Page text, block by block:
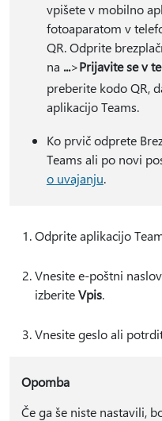
vpišete v mobilno
fotoaparatom v
QR. Odprite
na ...>Prijavite se v
preberite kodo QR,
aplikacijo Teams.
Ko prvič odprete
Teams ali po novi
o uvajanju.
Odprite aplikacijo
Vnesite e-poštni
izberiteVpis.
Vnesite geslo ali
Opomba
Če ga še niste nastavili,